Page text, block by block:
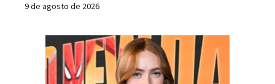
9 de agosto de 2026